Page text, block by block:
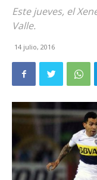
Este jueves, el
Valle.
14 julio, 2016